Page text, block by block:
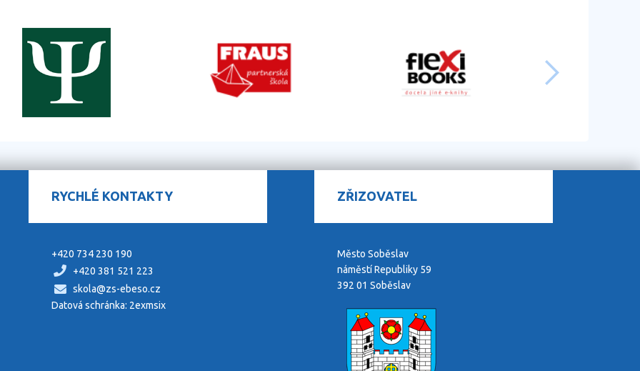
RYCHLÉ KONTAKTY
+420 734 230 190
+420 381 521 223
skola@zs-ebeso.cz
Datová schránka: 2exmsix
ZŘIZOVATEL
Město Soběslav
náměstí Republiky 59
392 01 Soběslav